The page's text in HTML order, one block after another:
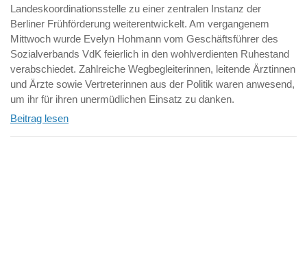
Landeskoordinationsstelle zu einer zentralen Instanz der
Berliner Frühförderung weiterentwickelt. Am vergangenem
Mittwoch wurde Evelyn Hohmann vom Geschäftsführer des
Sozialverbands VdK feierlich in den wohlverdienten Ruhestand
verabschiedet. Zahlreiche Wegbegleiterinnen, leitende Ärztinnen
und Ärzte sowie Vertreterinnen aus der Politik waren anwesend,
um ihr für ihren unermüdlichen Einsatz zu danken.
Beitrag lesen